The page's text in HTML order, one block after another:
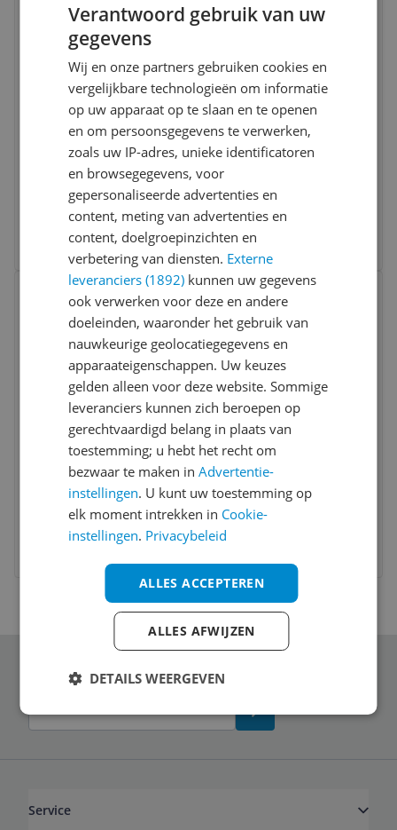
DeWalt DWE6423-QS Excentrische
Schuurmachine - 280W - Ø 125 mm
10.0(1)
v.a. € 86,90
7 prijzen
Ga naar goedkoopste
Vergelijken
8.5
MEI 2017
Bosch PSM Primo Multi Sander - 50W -
Velcro - 24000 OPM -
Black/Green/Red/Silver
8.2(6)
v.a. € 48,49
4 prijzen
Bekijk product
Schrijf je in voor onze nieuwsbrief
Service
Verantwoord gebruik van uw
gegevens
Wij en onze partners gebruiken cookies en
vergelijkbare technologieën om informatie
op uw apparaat op te slaan en te openen
en om persoonsgegevens te verwerken,
zoals uw IP-adres, unieke identificatoren
en browsegegevens, voor
gepersonaliseerde advertenties en
content, meting van advertenties en
content, doelgroepinzichten en
verbetering van diensten. Externe
leveranciers (1892) kunnen uw gegevens
ook verwerken voor deze en andere
doeleinden, waaronder het gebruik van
nauwkeurige geolocatiegegevens en
apparaateigenschappen. Uw keuzes
gelden alleen voor deze website. Sommige
leveranciers kunnen zich beroepen op
gerechtvaardigd belang in plaats van
toestemming; u hebt het recht om
bezwaar te maken inAdvertentie-
instellingen. U kunt uw toestemming op
elk moment intrekken in Cookie-
instellingen. Privacybeleid
ALLES ACCEPTEREN
ALLES AFWIJZEN
DETAILS WEERGEVEN